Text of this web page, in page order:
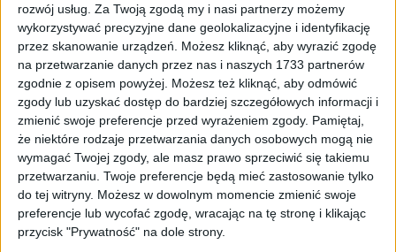
rozwój usług. Za Twoją zgodą my i nasi partnerzy możemy
wykorzystywać precyzyjne dane geolokalizacyjne i identyfikację
przez skanowanie urządzeń. Możesz kliknąć, aby wyrazić zgodę
na przetwarzanie danych przez nas i naszych 1733 partnerów
zgodnie z opisem powyżej. Możesz też kliknąć, aby odmówić
zgody lub uzyskać dostęp do bardziej szczegółowych informacji i
zmienić swoje preferencje przed wyrażeniem zgody. Pamiętaj,
że niektóre rodzaje przetwarzania danych osobowych mogą nie
wymagać Twojej zgody, ale masz prawo sprzeciwić się takiemu
przetwarzaniu. Twoje preferencje będą mieć zastosowanie tylko
do tej witryny. Możesz w dowolnym momencie zmienić swoje
preferencje lub wycofać zgodę, wracając na tę stronę i klikając
przycisk "Prywatność" na dole strony.
Surron Podkładka 1 (?34*?29*10)
8,73zł
ZOBACZ WIĘCEJ